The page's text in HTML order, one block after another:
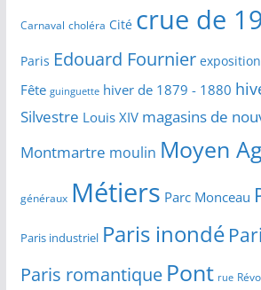
Carnaval choléra Cité crue de
Paris Edouard Fournier
Fête guinguette hiver de 1879 - 1880
Silvestre Louis XIV magasins de
Montmartre moulin Moyen
généraux Métiers Parc Monceau
Paris industriel Paris inondé
Paris romantique Pont rue